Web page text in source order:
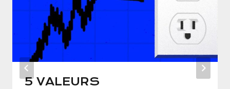
5 VALEURS